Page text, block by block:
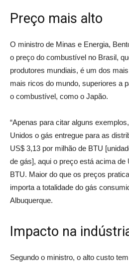
Preço mais alto
O ministro de Minas e Energia,
o preço do combustível no Brasil,
produtores mundiais, é um dos
mais ricos do mundo, superiores a
o combustível, como o Japão.
“Apenas para citar alguns
Unidos o gás entregue para as
US$ 3,13 por milhão de BTU
de gás], aqui o preço está acima de
BTU. Maior do que os preços
importa a totalidade do gás
Albuquerque.
Impacto na
Segundo o ministro, o alto custo